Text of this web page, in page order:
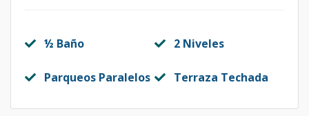
½ Baño 2 Niveles
Parqueos Paralelos Terraza Techada